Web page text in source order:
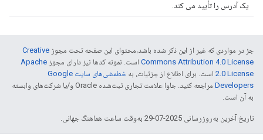
یک آدرس را تأیید می کند.
جز در مواردی که غیر از این ذکر شده باشد،‌محتوای این صفحه تحت مجوز Creative
Commons Attribution 4.0 License است. نمونه کدها نیز دارای مجوز Apache
2.0 License است. برای اطلاع از جزئیات، به
خطمشی‌های سایت Google
Developers‏
مراجعه کنید. جاوا علامت تجاری ثبت‌شده Oracle و/یا شرکت‌های وابسته
به آن است.
تاریخ آخرین به‌روزرسانی 2025-07-29 به‌وقت ساعت هماهنگ جهانی.